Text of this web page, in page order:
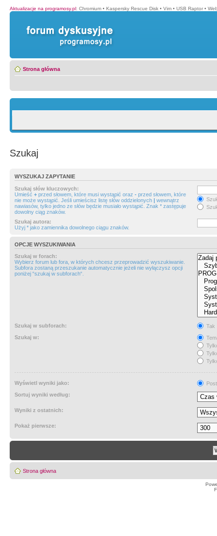
Aktualizacje na programosy.pl: Chromium • Kaspersky Rescue Disk • Vim • USB Raptor •
Strona główna
Szukaj
WYSZUKAJ ZAPYTANIE
Szukaj słów kluczowych:
Umieść + przed słowem, które musi wystąpić oraz - przed słowem, które
nie może wystąpić. Jeśli umieścisz listę słów oddzielonych | wewnątrz
nawiasów, tylko jedno ze słów będzie musiało wystąpić. Znak * zastępuje
dowolny ciąg znaków.
Szukaj autora:
Użyj * jako zamiennika dowolnego ciągu znaków.
OPCJE WYSZUKIWANIA
Szukaj w forach:
Wybierz forum lub fora, w których chcesz przeprowadzić wyszukiwanie.
Subfora zostaną przeszukanie automatycznie jeżeli nie wyłączysz opcji
poniżej “szukaj w subforach“.
Szukaj w subforach:
Tak
Szukaj w:
Wyświetl wyniki jako:
Sortuj wyniki według:
Wyniki z ostatnich:
Pokaż pierwsze:
Strona główna